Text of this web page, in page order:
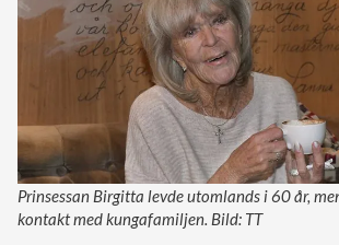
Prinsessan Birgitta levde utomlands i 60 år,
kontakt med kungafamiljen. Bild: TT